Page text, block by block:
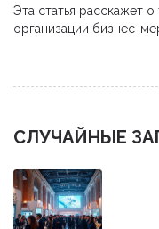
Эта статья расскажет
организации бизнес-
запоминающееся
СЛУЧАЙНЫЕ